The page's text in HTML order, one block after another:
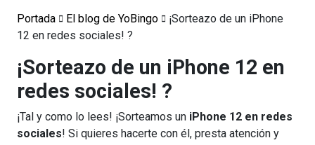
Portada El blog de YoBingo
¡Sorteazo de un iPhone
12 en redes sociales! ?
¡Sorteazo de un iPhone 12 en
redes sociales! ?
¡Tal y como lo lees! ¡Sorteamos un iPhone 12 en redes
sociales! Si quieres hacerte con él, presta atención y